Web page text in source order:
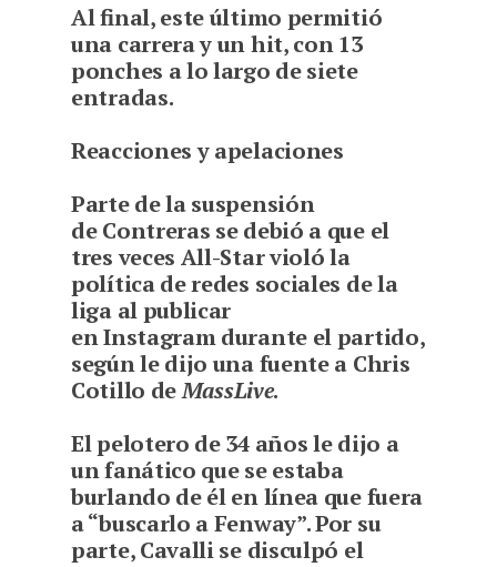
Al final, este último permitió
una carrera y un hit, con 13
ponches a lo largo de siete
entradas.
Reacciones y apelaciones
Parte de la suspensión
de Contreras se debió a que el
tres veces All-Star violó la
política de redes sociales de la
liga al publicar
en Instagram durante el partido,
según le dijo una fuente a Chris
Cotillo deMassLive.
El pelotero de 34 años le dijo a
un fanático que se estaba
burlando de él en línea que fuera
a “buscarlo a Fenway”. Por su
parte, Cavalli se disculpó el